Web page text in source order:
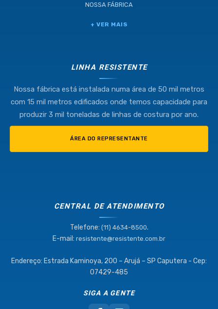
55.407.761/0001-54
(11) 4634-8500
NOSSA FÁBRICA
+ VER MAIS
LINHA RESISTENTE
Nossa fábrica está instalada numa área de 50 mil metros
com 15 mil metros edificados onde temos capacidade para
produzir 3 mil toneladas de linhas de costura por ano.
ÁREA DO REPRESENTANTE
CENTRAL DE ATENDIMENTO
Telefone: (11) 4634-8500.
E-mail: resistente@resistente.com.br
Endereço: Estrada Kaminoya, 200 – Arujá – SP Caputera - Cep:
07429-485
SIGA A GENTE